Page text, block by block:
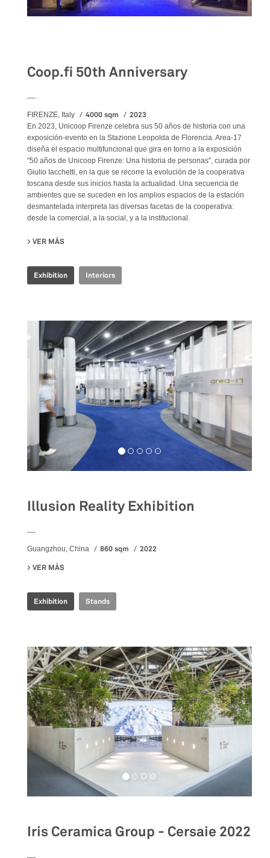
Coop.fi 50th Anniversary
FIRENZE, Italy 4000 sqm 2023
En 2023, Unicoop Firenze celebra sus 50 años de historia con una
exposición-evento en la Stazione Leopolda de Florencia. Area-17
diseña el espacio multifuncional que gira en torno a la exposición
"50 años de Unicoop Firenze: Una historia de personas", curada por
Giulio Iacchetti, en la que se recorre la evolución de la cooperativa
toscana desde sus inicios hasta la actualidad. Una secuencia de
ambientes que se suceden en los amplios espacios de la estación
desmantelada interpreta las diversas facetas de la cooperativa:
desde la comercial, a la social, y a la institucional.
VER MÁS
Exhibition Interiors
Illusion Reality Exhibition
Guangzhou, China 860 sqm
2022
VER MÁS
Exhibition Stands
Iris Ceramica Group - Cersaie 2022